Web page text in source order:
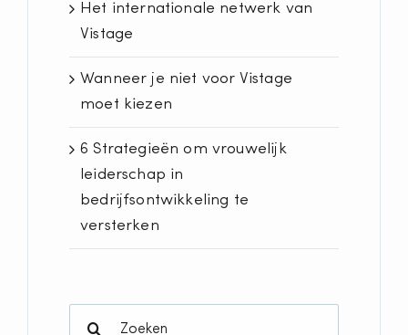
Het internationale netwerk van
Vistage
Wanneer je niet voor Vistage
moet kiezen
6 Strategieën om vrouwelijk
leiderschap in
bedrijfsontwikkeling te
versterken